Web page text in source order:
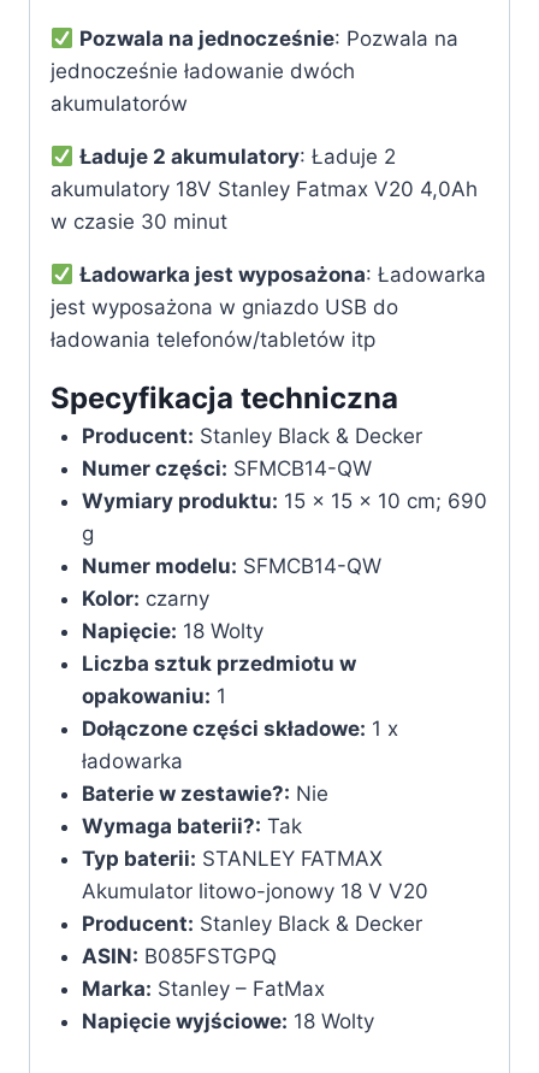
Pozwala na jednocześnie: Pozwala na
jednocześnie ładowanie dwóch
akumulatorów
Ładuje 2 akumulatory: Ładuje 2
akumulatory 18V Stanley Fatmax V20 4,0Ah
w czasie 30 minut
Ładowarka jest wyposażona: Ładowarka
jest wyposażona w gniazdo USB do
ładowania telefonów/tabletów itp
Specyfikacja techniczna
Producent: ‎Stanley Black & Decker
Numer części: ‎SFMCB14-QW
Wymiary produktu: ‎15 x 15 x 10 cm; 690
g
Numer modelu: ‎SFMCB14-QW
Kolor: ‎czarny
Napięcie: ‎18 Wolty
Liczba sztuk przedmiotu w
opakowaniu: ‎1
Dołączone części składowe: ‎1 x
ładowarka
Baterie w zestawie?: ‎Nie
Wymaga baterii?: ‎Tak
Typ baterii: ‎STANLEY FATMAX
Akumulator litowo-jonowy 18 V V20
Producent: ‎Stanley Black & Decker
ASIN: ‎B085FSTGPQ
Marka: Stanley – FatMax
Napięcie wyjściowe: 18 Wolty